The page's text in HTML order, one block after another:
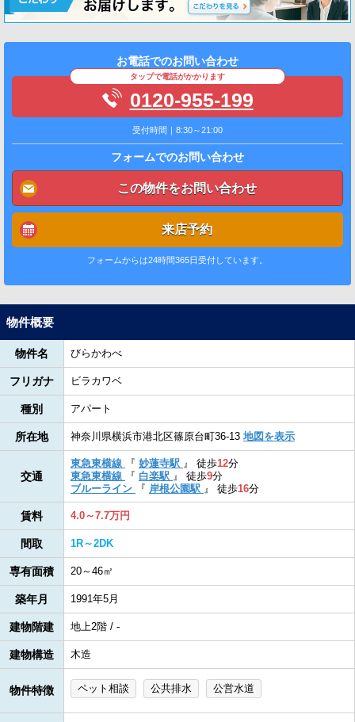
お電話でのお問い合わせ
タップで電話がかかります
0120-955-199
受付時間｜8:30～21:00
フォームでのお問い合わせ
この物件をお問い合わせ
来店予約
フォームからは24時間365日受付しています。
物件概要
物件名 びらかわべ
フリガナ ビラカワベ
種別 アパート
所在地 神奈川県横浜市港北区篠原台町36-13 地図を表示
交通
東急東横線 『 妙蓮寺駅 』 徒歩12分
東急東横線
『 白楽駅 』 徒歩9分
ブルーライン
『 岸根公園駅 』 徒歩16分
賃料 4.0～7.7万円
間取 1R～2DK
専有面積 20～46㎡
築年月 1991年5月
建物階建 地上2階 / -
建物構造 木造
物件特徴 ペット相談 公共排水 公営水道